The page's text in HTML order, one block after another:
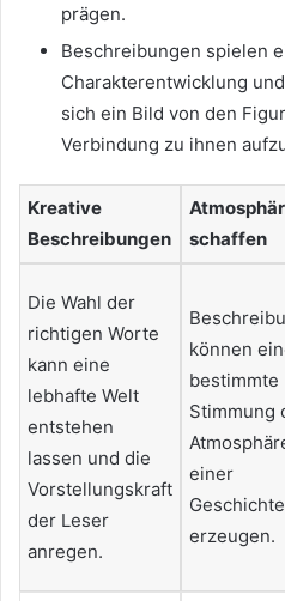
prägen.
Beschreibungen spielen
Charakterentwicklung
sich ein Bild von den
Verbindung zu ihnen
Kreative
Beschreibungen
schaffen
Die Wahl der
richtigen Worte
kann eine
lebhafte Welt
entstehen
lassen und die
Vorstellungskraft
der Leser
anregen.
können
bestimmte
Stimmung
einer
Geschichte
erzeugen.